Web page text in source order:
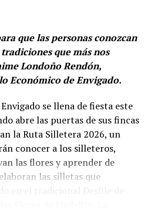
que las personas conozcan
que más nos
Londoño Rendón,
Económico de Envigado.
se llena de fiesta este
abre las puertas de sus fincas
la Ruta Silletera 2026, un
conocer a los silleteros,
las flores y aprender de
las silletas que